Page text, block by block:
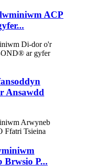
ACP
Ansawdd
Brwsio P...